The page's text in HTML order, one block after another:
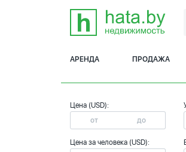
АРЕНДА ПРОДАЖА
Цена (USD):
Цена за человека (USD):